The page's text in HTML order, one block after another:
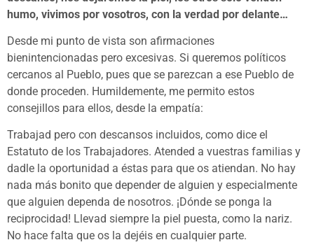
humo, vivimos por vosotros, con la verdad por delante…
Desde mi punto de vista son afirmaciones
bienintencionadas pero excesivas. Si queremos políticos
cercanos al Pueblo, pues que se parezcan a ese Pueblo de
donde proceden. Humildemente, me permito estos
consejillos para ellos, desde la empatía:
Trabajad pero con descansos incluidos, como dice el
Estatuto de los Trabajadores. Atended a vuestras familias y
dadle la oportunidad a éstas para que os atiendan. No hay
nada más bonito que depender de alguien y especialmente
que alguien dependa de nosotros. ¡Dónde se ponga la
reciprocidad! Llevad siempre la piel puesta, como la nariz.
No hace falta que os la dejéis en cualquier parte.